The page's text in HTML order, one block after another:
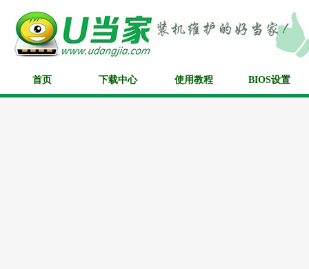
首页 下载中心 使用教程 BIOS设置